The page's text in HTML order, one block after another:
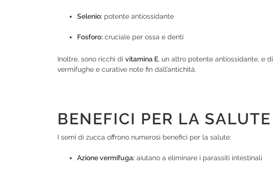
Selenio: potente antiossidante
Fosforo: cruciale per ossa e denti
Inoltre, sono ricchi di vitamina E, un altro potente antiossidante, e di
vermifughe e curative note fin dall’antichità.
BENEFICI PER LA SALUTE
I semi di zucca offrono numerosi benefici per la salute:
Azione vermifuga: aiutano a eliminare i parassiti intestinali